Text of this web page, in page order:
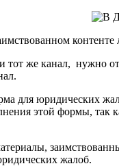
тот же канал, нужно
для юридических
этой формы, так
жалоб.